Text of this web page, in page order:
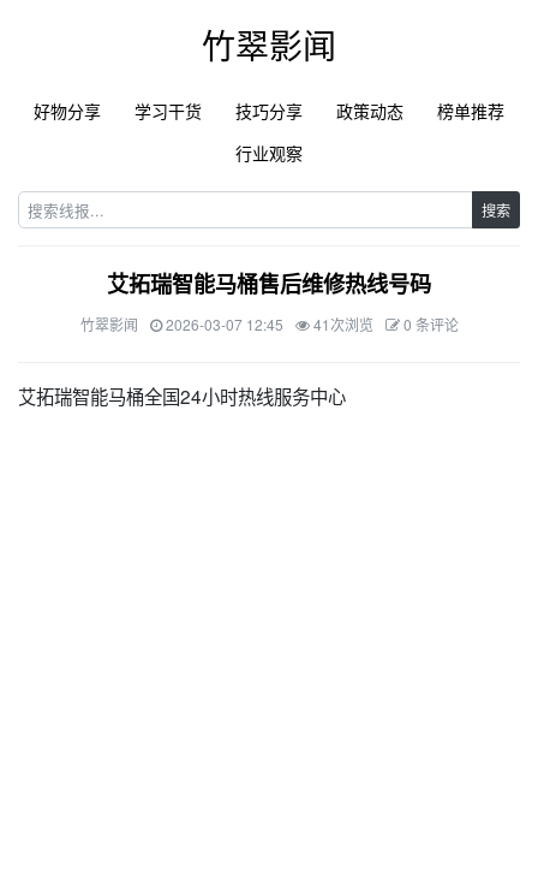
竹翠影闻
好物分享 学习干货 技巧分享 政策动态
榜单推荐
行业观察
搜索
艾拓瑞智能马桶售后维修热线号码
竹翠影闻 2026-03-07 12:45 41次浏览 0 条评论
艾拓瑞智能马桶全国24小时热线服务中心